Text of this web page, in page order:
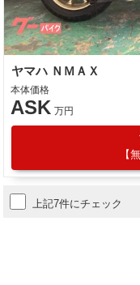
ヤマハ ＮＭＡＸ
本体価格
ASK 万円
【
上記7件にチェック